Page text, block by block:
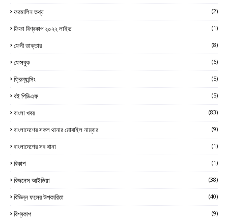
ফরমালিন তথ্য (2)
ফিফা বিশ্বকাপ ২০২২ লাইভ (1)
ফেনী ডাক্তার (8)
ফেসবুক (6)
ফ্রিল্যান্সিং (5)
বই পিডিএফ (5)
বাংলা খবর (83)
বাংলাদেশের সকল থানার মোবাইল নাম্বার (9)
বাংলাদেশের সব থানা (1)
বিকাশ (1)
বিজনেস আইডিয়া (38)
বিভিন্ন ফলের উপকারিতা (40)
বিশ্বকাপ (9)